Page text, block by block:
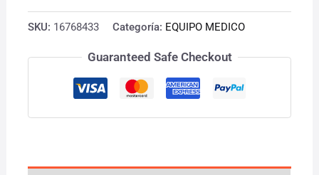
SKU: 16768433 Categoría: EQUIPO MEDICO
Guaranteed Safe Checkout